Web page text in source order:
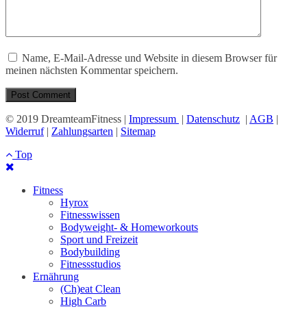
Name, E-Mail-Adresse und Website in diesem Browser für
meinen nächsten Kommentar speichern.
© 2019 DreamteamFitness | Impressum | Datenschutz | AGB |
Widerruf| Zahlungsarten | Sitemap
Top
Fitness
Hyrox
Fitnesswissen
Bodyweight- & Homeworkouts
Sport und Freizeit
Bodybuilding
Fitnessstudios
Ernährung
(Ch)eat Clean
High Carb